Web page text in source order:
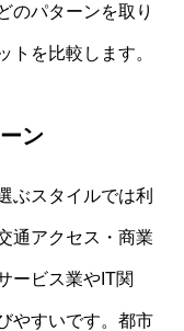
のパターンを取り
トを比較します。
ン
ぶスタイルでは利
通アクセス・商業
ービス業やIT関
やすいです。都市